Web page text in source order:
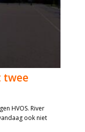
twee
HVOS. River
ook niet